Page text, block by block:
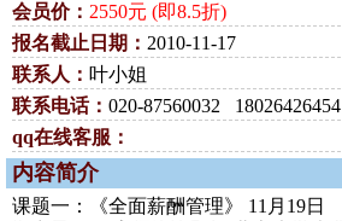
会员价： 2550元 (即8.5折)
报名截止日期： 2010-11-17
联系人： 叶小姐
联系电话： 020-87560032 18026426454
qq在线客服：
内容简介
课题一：《全面薪酬管理》 11月19日